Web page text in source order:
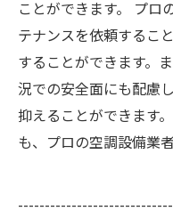
ことができます。 プロ
テナンスを依頼するこ
することができます。
況での安全面にも配慮
抑えることができます
も、プロの空調設備業